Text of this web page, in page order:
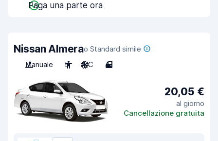
Paga una parte ora
Nissan Almerao Standard simile
Manuale
5 A/C 4
20,05 €
al giorno
Cancellazione gratuita